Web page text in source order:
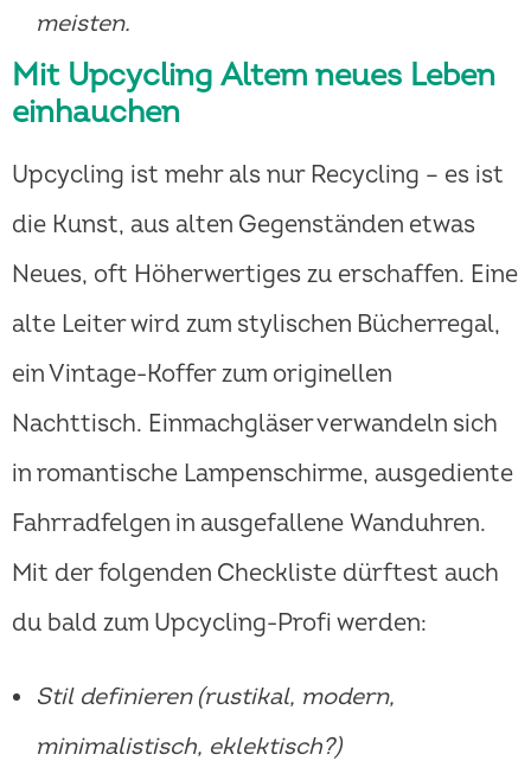
meisten.
Mit Upcycling Altem neues Leben
einhauchen
Upcycling ist mehr als nur Recycling – es ist
die Kunst, aus alten Gegenständen etwas
Neues, oft Höherwertiges zu erschaffen. Eine
alte Leiter wird zum stylischen Bücherregal,
ein Vintage-Koffer zum originellen
Nachttisch. Einmachgläser verwandeln sich
in romantische Lampenschirme, ausgediente
Fahrradfelgen in ausgefallene Wanduhren.
Mit der folgenden Checkliste dürftest auch
du bald zum Upcycling-Profi werden:
Stil definieren (rustikal, modern,
minimalistisch, eklektisch?)